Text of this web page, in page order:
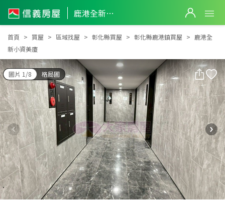
鹿港全新小資美廈
鹿港全新小資美廈
首頁 買屋 區域找屋 彰化縣買屋 彰化縣鹿港鎮買屋
鹿港全
新小資美廈
圖片 1/8 格局圖